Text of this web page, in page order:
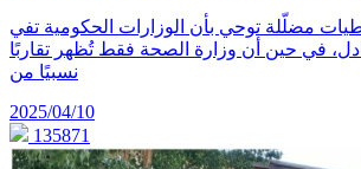
مضلّلة توحي بأن الوزارات الحكومية تفي
في حين أن وزارة الصحة فقط تُظهر تقاربًا
نسبيًا من
2025/04/10
135871